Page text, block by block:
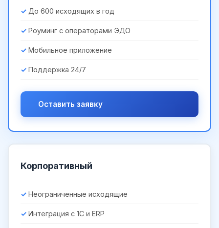
До 600 исходящих в год
Роуминг с операторами ЭДО
Мобильное приложение
Поддержка 24/7
Оставить заявку
Корпоративный
Неограниченные исходящие
Интеграция с 1С и ERP